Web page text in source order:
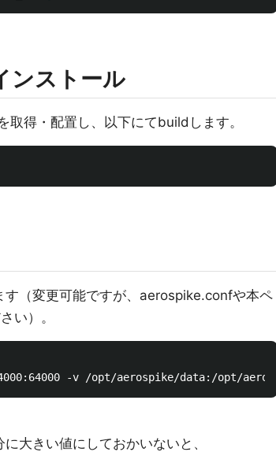
ンストール
得・配置し、以下にてbuildします。
（変更可能ですが、aerospike.confや本ペ
い）。
大きい値にしておかいないと、